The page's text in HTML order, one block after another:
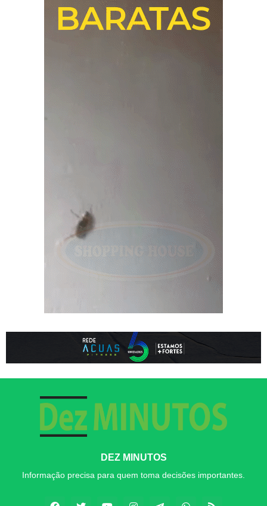
DEZ MINUTOS
Informação precisa para quem toma decisões importantes.